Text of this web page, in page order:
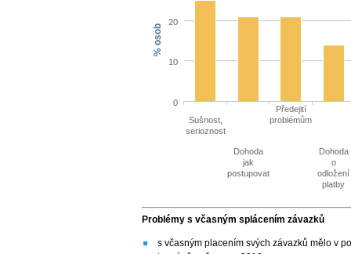
% osob
Sušnost,
serioznost
Dohoda
jak
postupovat
Předejití
problémům
Dohoda
o
odložení
platby
0
10
20
Problémy s včasným splácením závazků
s včasným placením svých závazků mělo v